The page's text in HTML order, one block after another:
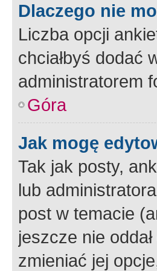
Dlaczego nie
Liczba opcji
chciałbyś dodać
administratorem
Góra
Jak mogę
Tak jak posty,
lub
post w temacie
jeszcze nie
zmieniać jej